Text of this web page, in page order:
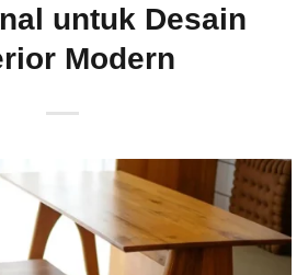
untuk Desain
Modern